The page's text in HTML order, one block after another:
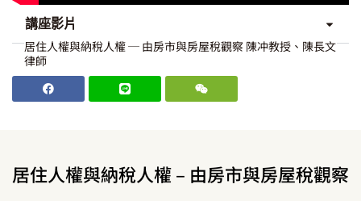
講座影片
居住人權與納稅人權 ─ 由房市與房屋稅觀察 陳冲教授、陳長文
律師
居住人權與納稅人權 – 由房市與房屋稅觀察